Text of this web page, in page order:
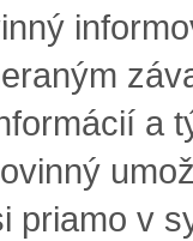
a
priamo v